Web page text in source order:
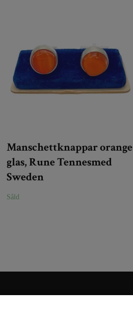
Manschettknappar orange
glas, Rune Tennesmed
Sweden
Såld